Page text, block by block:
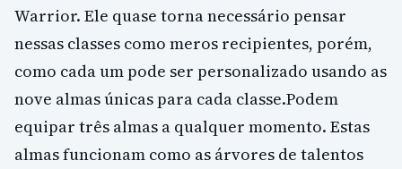
Warrior. Ele quase torna necessário pensar
nessas classes como meros recipientes, porém,
como cada um pode ser personalizado usando as
nove almas únicas para cada classe.Podem
equipar três almas a qualquer momento. Estas
almas funcionam como as árvores de talentos